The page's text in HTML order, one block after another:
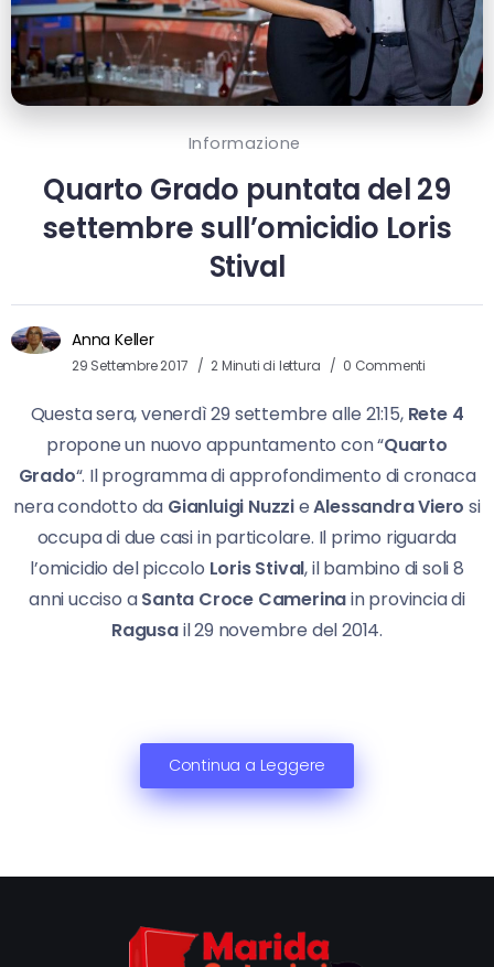
Informazione
Quarto Grado puntata del 29
settembre sull’omicidio Loris
Stival
Anna Keller
29 Settembre 2017 2 Minuti di lettura 0 Commenti
Questa sera, venerdì 29 settembre alle 21:15, Rete 4
propone un nuovo appuntamento con “Quarto
Grado“. Il programma di approfondimento di cronaca
nera condotto da Gianluigi NuzzieAlessandra Viero si
occupa di due casi in particolare. Il primo riguarda
l’omicidio del piccolo Loris Stival, il bambino di soli 8
anni ucciso aSanta Croce Camerinain provincia di
Ragusail 29 novembre del 2014.
Continua a Leggere